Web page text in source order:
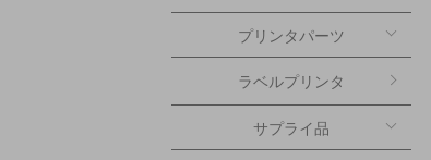
プリンタパーツ
ラベルプリンタ
サプライ品